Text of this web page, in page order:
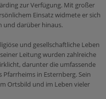
zur Verfügung. Mit großer
Einsatz widmete er sich
und darüber hinaus.
und gesellschaftliche Leben
Leitung wurden zahlreiche
darunter die umfassende
in Esternberg. Sein
Ortsbild und im Leben vieler